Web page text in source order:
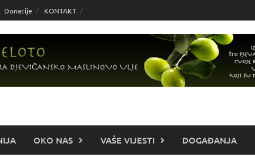
Donacije KONTAKT
OKO NAS VAŠE VIJESTI DOGAĐANJA